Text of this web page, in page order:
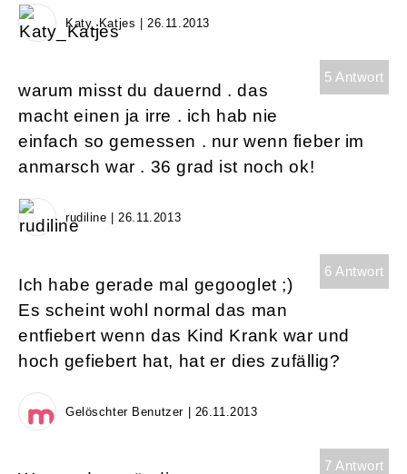
Katy_Katjes | 26.11.2013
5 Antwort
warum misst du dauernd . das
macht einen ja irre . ich hab nie
einfach so gemessen . nur wenn fieber im
anmarsch war . 36 grad ist noch ok!
rudiline | 26.11.2013
6 Antwort
Ich habe gerade mal gegooglet ;)
Es scheint wohl normal das man
entfiebert wenn das Kind Krank war und
hoch gefiebert hat, hat er dies zufällig?
Gelöschter Benutzer | 26.11.2013
7 Antwort